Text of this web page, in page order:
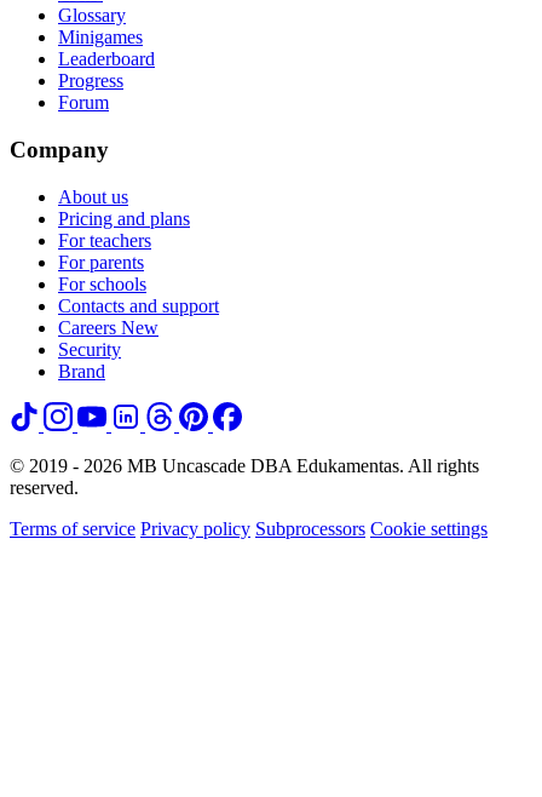
Glossary
Minigames
Leaderboard
Progress
Forum
Company
About us
Pricing and plans
For teachers
For parents
For schools
Contacts and support
Careers New
Security
Brand
© 2019 - 2026 MB Uncascade DBA Edukamentas. All rights
reserved.
Terms of service Privacy policy Subprocessors Cookie settings